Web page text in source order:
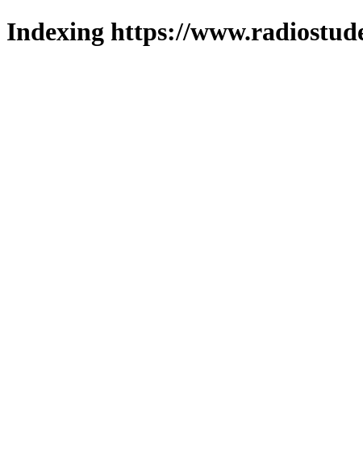
Indexing https://